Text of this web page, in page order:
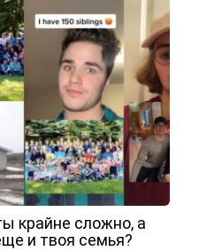
крайне сложно, а
и твоя семья?